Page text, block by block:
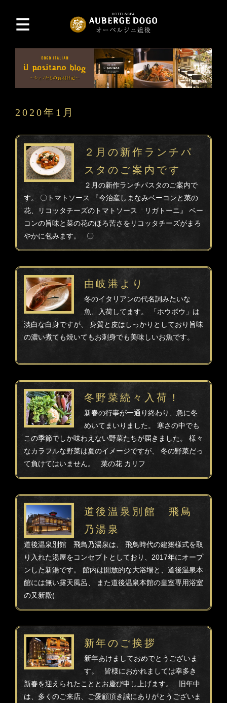
2020年1月
２月の新作ランチパ
スタのご案内です
２月の新作ランチパスタのご案内で
す。 〇トマトソース 『今治産しまなみベーコンと菜の
花、リコッタチーズのトマトソース リガトーニ』 ベー
コンの旨味と菜の花のほろ苦さをリコッタチーズがまろ
やかに包みます。 〇
由岐港より
冬のイタリアンの代名詞みたいな
魚、入荷してます。 「ホウボウ」は
淡白な白身ですが、 身質と皮はしっかりとしており旨味
の濃い煮ても焼いてもお刺身でも美味しいお魚です。
冬野菜続々入荷！
新春の行事が一通り終わり、急に冬
めいてまいりました。 寒さの中でも
この季節でしか味わえない野菜たちが届きました。 様々
なカラフルな野菜は夏のイメージですが、 冬の野菜だっ
て負けてはいません。 菜の花 カリフ
道後温泉別館 飛鳥
乃湯泉
道後温泉別館 飛鳥乃湯泉は、 飛鳥時代の建築様式を取
り入れた湯屋をコンセプトとしており、2017年にオープ
ンした新湯です。 館内は開放的な大浴場と、道後温泉本
館には無い露天風呂、 また道後温泉本館の皇室専用浴室
の又新殿(
新年のご挨拶
新年あけましておめでとうございま
す。 皆様におかれましては幸多き
新春を迎えられたこととお慶び申し上げます。 旧年中
は、多くのご来店、ご愛顧頂き誠にありがとうございま